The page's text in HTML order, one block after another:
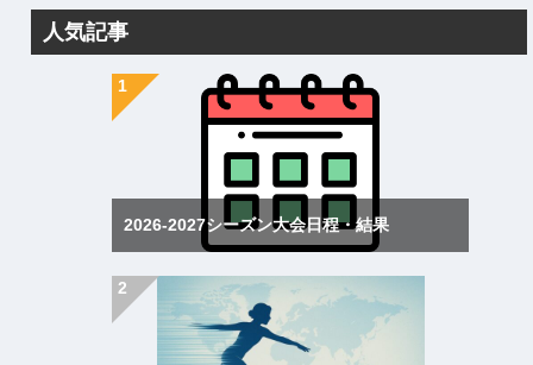
人気記事
2026-2027シーズン大会日程・結果